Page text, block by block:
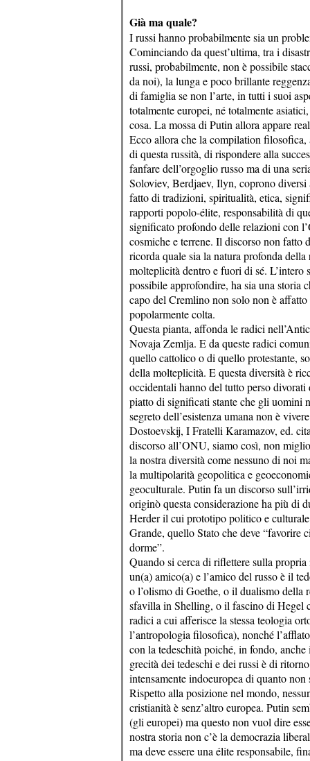
Già ma quale?
I russi hanno probabilmente sia un
Cominciando da quest’ultima, tra i
russi, probabilmente, non è possibile
da noi), la lunga e poco brillante
di famiglia se non l’arte, in tutti i suoi
totalmente europei, né totalmente
cosa. La mossa di Putin allora appare
Ecco allora che la compilation
di questa russità, di rispondere alla
fanfare dell’orgoglio russo ma di una
Soloviev, Berdjaev, Ilyn, coprono diversi
fatto di tradizioni, spiritualità, etica,
rapporti popolo-élite, responsabilità di
significato profondo delle relazioni con
cosmiche e terrene. Il discorso non fatto
ricorda quale sia la natura profonda
molteplicità dentro e fuori di sé. L’intero
possibile approfondire, ha sia una storia
capo del Cremlino non solo non è
popolarmente colta.
Questa pianta, affonda le radici
Novaja Zemlja. E da queste radici
quello cattolico o di quello protestante,
della molteplicità. E questa diversità è
occidentali hanno del tutto perso
piatto di significati stante che gli uomini
segreto dell’esistenza umana non è
Dostoevskij, I Fratelli Karamazov, ed.
discorso all’ONU, siamo così, non
la nostra diversità come nessuno di noi
la multipolarità geopolitica e
geoculturale. Putin fa un discorso
originò questa considerazione ha più di
Herder il cui prototipo politico e
Grande, quello Stato che deve “favorire
dorme”.
Quando si cerca di riflettere sulla
un(a) amico(a) e l’amico del russo è il
o l’olismo di Goethe, o il dualismo della
sfavilla in Shelling, o il fascino di Hegel
radici a cui afferisce la stessa teologia
l’antropologia filosofica), nonché
con la tedeschità poiché, in fondo,
grecità dei tedeschi e dei russi è di
intensamente indoeuropea di quanto
Rispetto alla posizione nel mondo,
cristianità è senz’altro europea. Putin
(gli europei) ma questo non vuol dire
nostra storia non c’è la democrazia
ma deve essere una élite responsabile,